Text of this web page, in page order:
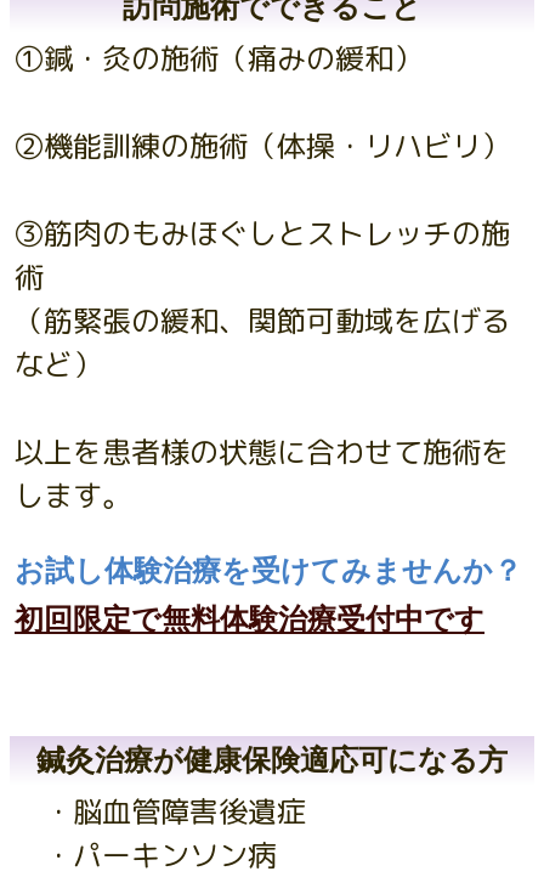
訪問施術でできること
①鍼・灸の施術（痛みの緩和）
②機能訓練の施術（体操・リハビリ）
③筋肉のもみほぐしとストレッチの施
術
（筋緊張の緩和、関節可動域を広げる
など）
以上を患者様の状態に合わせて施術を
します。
お試し体験治療を受けてみませんか？
初回限定で無料体験治療受付中です
鍼灸治療が健康保険適応可になる方
・脳血管障害後遺症
・パーキンソン病